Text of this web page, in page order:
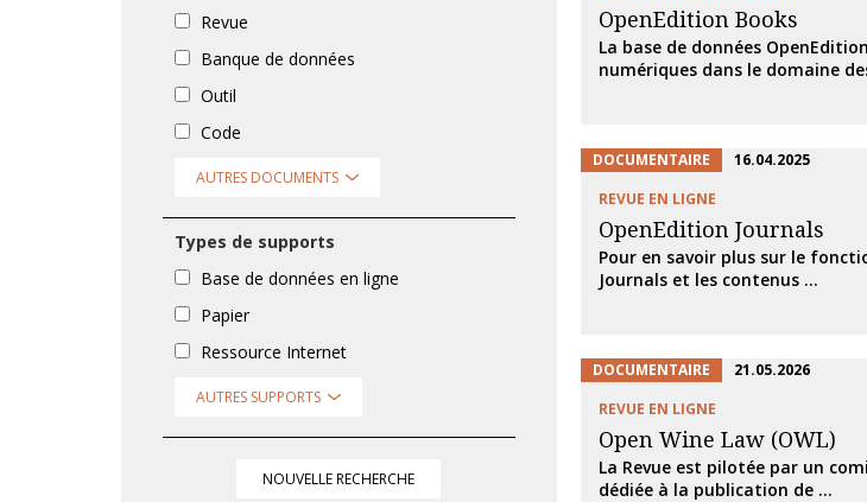
Revue
Banque de données
Outil
Code
AUTRES DOCUMENTS
Types de supports
Base de données en ligne
Papier
Ressource Internet
AUTRES SUPPORTS
NOUVELLE RECHERCHE
OpenEdition Books
La base de données
numériques dans le domaine
DOCUMENTAIRE
16.04.2025
REVUE EN LIGNE
OpenEdition Journals
Pour en savoir plus sur le
Journals et les contenus ...
DOCUMENTAIRE
21.05.2026
REVUE EN LIGNE
Open Wine Law (OWL)
La Revue est pilotée par un
dédiée à la publication de ...